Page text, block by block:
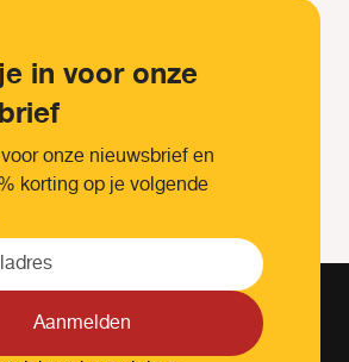
in voor onze
onze nieuwsbrief en
korting op je volgende
Aanmelden